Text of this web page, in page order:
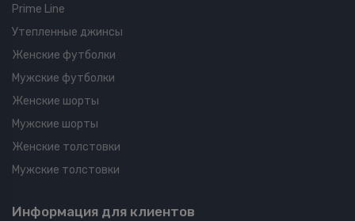
Prime Line
Утепленные джинсы
Женские футболки
Мужские футболки
Женские шорты
Мужские шорты
Женские толстовки
Мужские толстовки
Информация для клиентов